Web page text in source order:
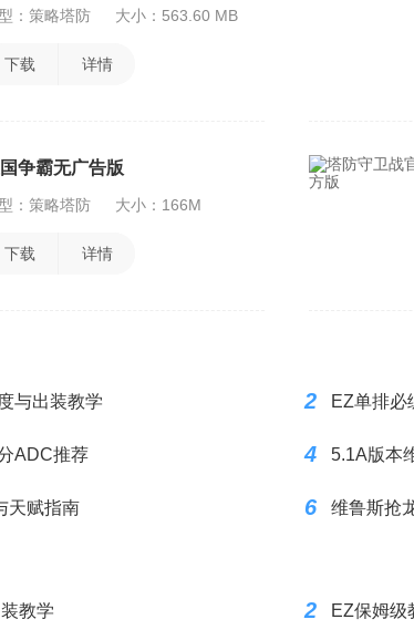
：策略塔防 大小：563.60 MB
下载 详情
争霸无广告版
：策略塔防 大小：166M
下载 详情
与出装教学 2 EZ单排必
ADC推荐 4 5.1A版本
天赋指南 6 维鲁斯抢
教学 2 EZ保姆级